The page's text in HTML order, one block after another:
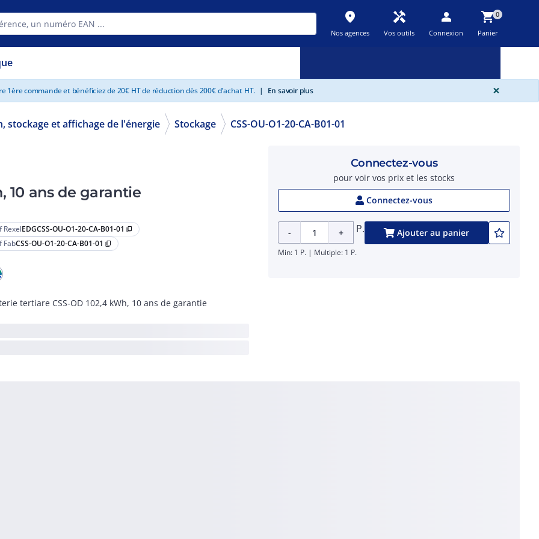
place
Nos agences
handyman
Vos outils
person
Connexion
shopping_cart0
Panier
1ère commande et bénéficiez de 20€ HT de réduction dès 200€ d'achat HT. | En savoir plus ×
stockage et affichage de l'énergie Stockage CSS-OU-O1-20-CA-B01-01
10 ans de garantie
RexelEDGCSS-OU-O1-20-CA-B01-01 content_copy
FabCSS-OU-O1-20-CA-B01-01 content_copy
tertiare CSS-OD 102,4 kWh, 10 ans de garantie
Connectez-vous
pour voir vos prix et les stocks
Connectez-vous
- + P. Ajouter au panier
Min: 1 P. | Multiple: 1 P.